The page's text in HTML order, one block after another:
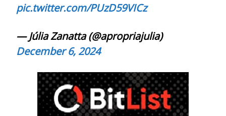
pic.twitter.com/PUzD59VICz
— Júlia Zanatta (@apropriajulia)
December 6, 2024